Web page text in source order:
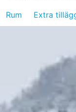
Rum Extra